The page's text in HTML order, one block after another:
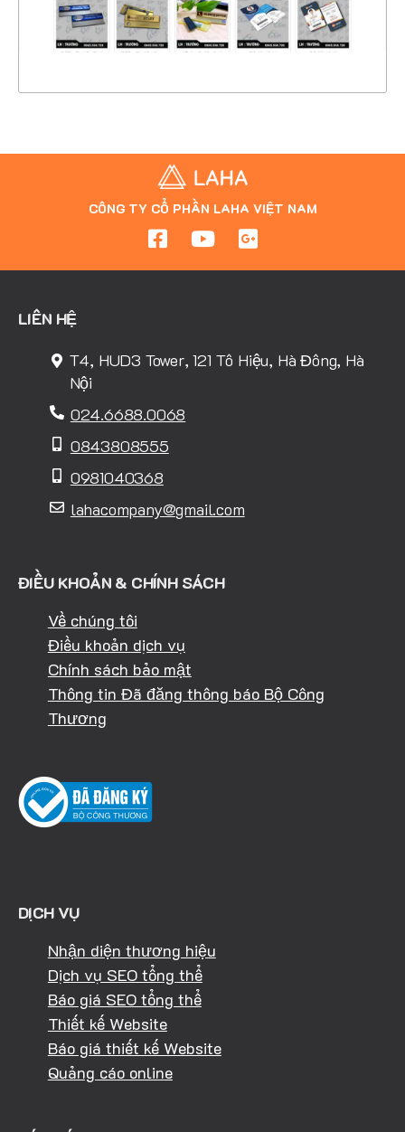
XEM THỰC TẾ
CÔNG TY CỔ PHẦN LAHA VIỆT NAM
LIÊN HỆ
T4, HUD3 Tower, 121 Tô Hiệu, Hà Đông, Hà
Nội
024.6688.0068
0843808555
0981040368
lahacompany@gmail.com
ĐIỀU KHOẢN & CHÍNH SÁCH
Về chúng tôi
Điều khoản dịch vụ
Chính sách bảo mật
Thông tin Đã đăng thông báo Bộ Công
Thương
DỊCH VỤ
Nhận diện thương hiệu
Dịch vụ SEO tổng thể
Báo giá SEO tổng thể
Thiết kế Website
Báo giá thiết kế Website
Quảng cáo online